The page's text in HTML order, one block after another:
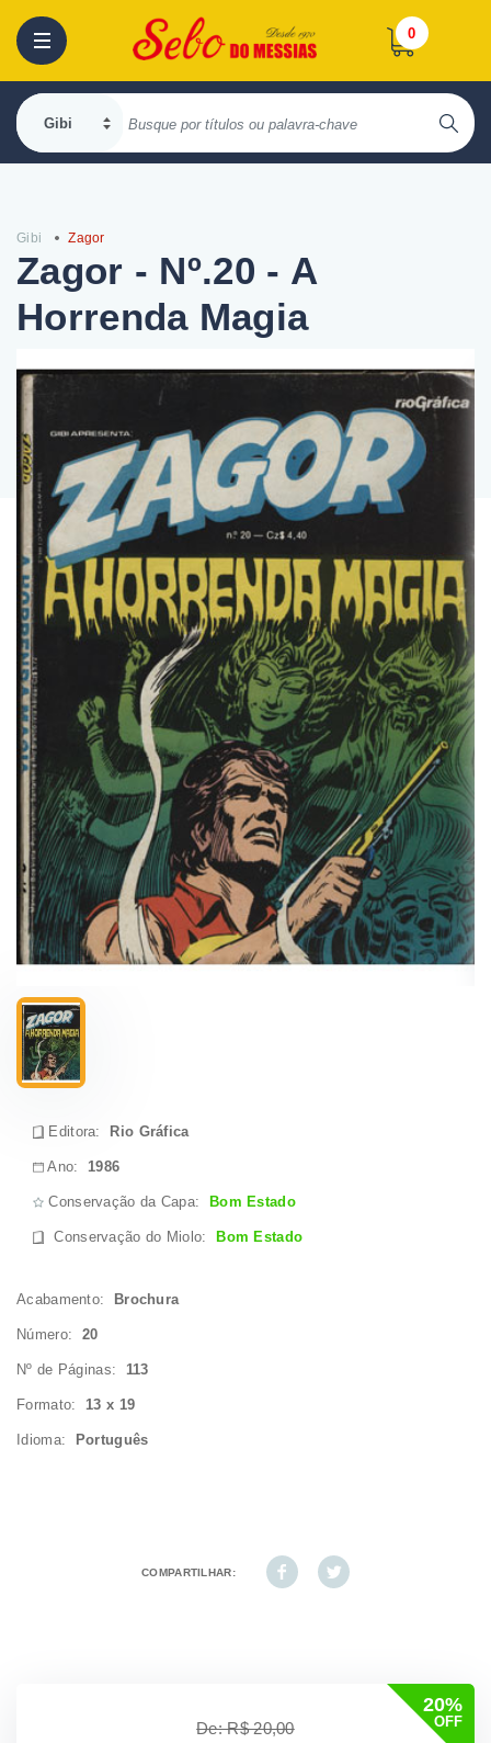
0
Gibi Zagor
Zagor - Nº.20 - A
Horrenda Magia
Editora: Rio Gráfica
Ano: 1986
Conservação da Capa: Bom Estado
Conservação do Miolo:Bom Estado
Acabamento: Brochura
Número: 20
Nº de Páginas: 113
Formato: 13 x 19
Idioma: Português
COMPARTILHAR:
20%
OFF
De: R$ 20,00